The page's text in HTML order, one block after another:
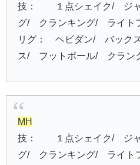
技： １点シェイク/ ジャ
グ/ クランキング/ ライト
リグ： ヘビダン/ バック
ス/ フットボール/ クラン
MH
技： １点シェイク/ ジャ
グ/ クランキング/ ライト